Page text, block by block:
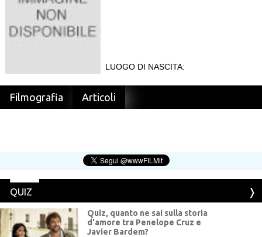
LUOGO DI NASCITA:
Filmografia Articoli
QUIZ
Quiz, quanto ne sai sulla storia
d'amore tra Penelope Cruz e
Javier Bardem?